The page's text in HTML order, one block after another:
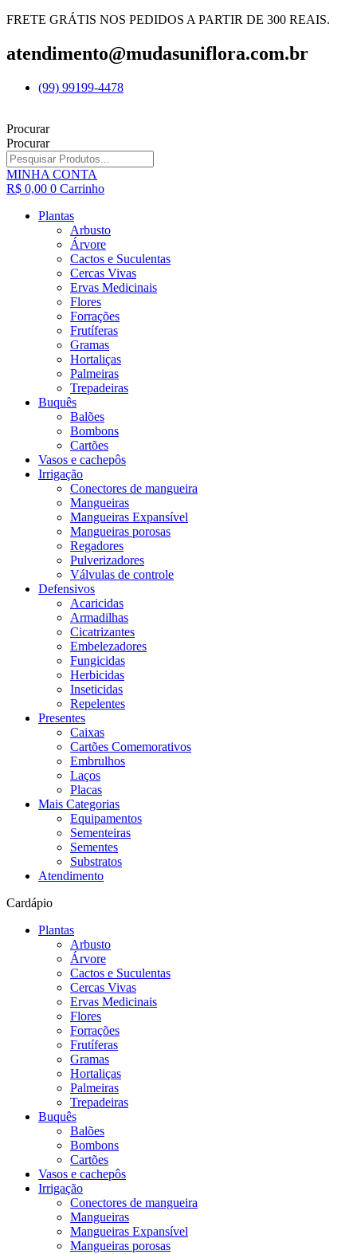
FRETE GRÁTIS NOS PEDIDOS A PARTIR DE 300 REAIS.
atendimento@mudasuniflora.com.br
(99) 99199-4478
Procurar
Procurar
MINHA CONTA
R$ 0,00 0 Carrinho
Plantas
Arbusto
Árvore
Cactos e Suculentas
Cercas Vivas
Ervas Medicinais
Flores
Forrações
Frutíferas
Gramas
Hortaliças
Palmeiras
Trepadeiras
Buquês
Balões
Bombons
Cartões
Vasos e cachepôs
Irrigação
Conectores de mangueira
Mangueiras
Mangueiras Expansível
Mangueiras porosas
Regadores
Pulverizadores
Válvulas de controle
Defensivos
Acaricidas
Armadilhas
Cicatrizantes
Embelezadores
Fungicidas
Herbicidas
Inseticidas
Repelentes
Presentes
Caixas
Cartões Comemorativos
Embrulhos
Laços
Placas
Mais Categorias
Equipamentos
Sementeiras
Sementes
Substratos
Atendimento
Cardápio
Plantas
Arbusto
Árvore
Cactos e Suculentas
Cercas Vivas
Ervas Medicinais
Flores
Forrações
Frutíferas
Gramas
Hortaliças
Palmeiras
Trepadeiras
Buquês
Balões
Bombons
Cartões
Vasos e cachepôs
Irrigação
Conectores de mangueira
Mangueiras
Mangueiras Expansível
Mangueiras porosas